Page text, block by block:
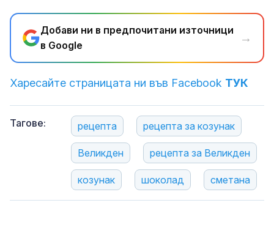
Добави ни в предпочитани източници
в Google
→
Харесайте страницата ни във Facebook ТУК
Тагове: рецепта рецепта за козунак
Великден рецепта за Великден
козунак шоколад сметана